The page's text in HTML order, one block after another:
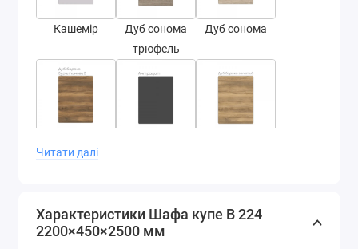
Кашемір
Дуб сонома
трюфель
Дуб сонома
Дуб бароко
Читати далі
Характеристики Шафа купе В 224
2200×450×2500 мм